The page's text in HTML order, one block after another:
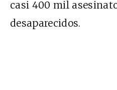
casi 400 mil
desaparecidos.